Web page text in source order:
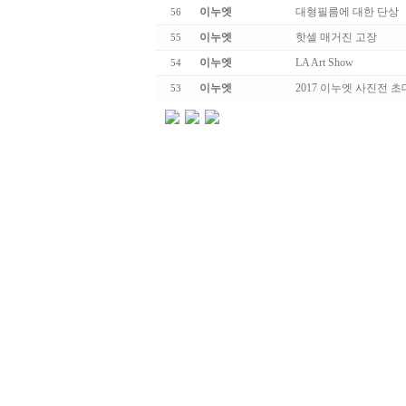
56 이누엣 대형필름에 대한 단상
55 이누엣 핫셀 매거진 고장
54 이누엣 LA Art Show
53 이누엣 2017 이누엣 사진전 초